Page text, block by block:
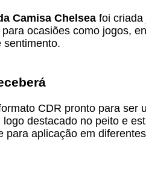
Camisa Chelsea foi criada
ocasiões como jogos,
sentimento.
CDR pronto para ser
logo destacado no peito e
para aplicação em